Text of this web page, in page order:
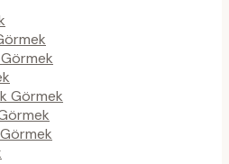
Görmek